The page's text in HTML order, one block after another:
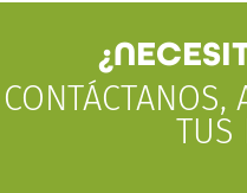
CONTÁCTANOS,
TUS